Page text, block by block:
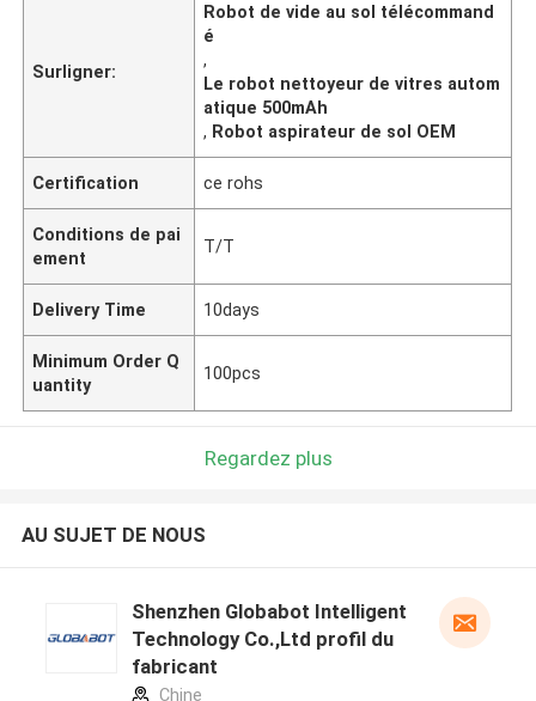
Surligner:
Robot de vide au sol télécommand
é
,
Le robot nettoyeur de vitres autom
atique 500mAh
, Robot aspirateur de sol OEM
Certification ce rohs
Conditions de pai
ement
T/T
Delivery Time 10days
Minimum Order Q
uantity
100pcs
Regardez plus
AU SUJET DE NOUS
Shenzhen Globabot Intelligent
Technology Co.,Ltd profil du
fabricant
Chine